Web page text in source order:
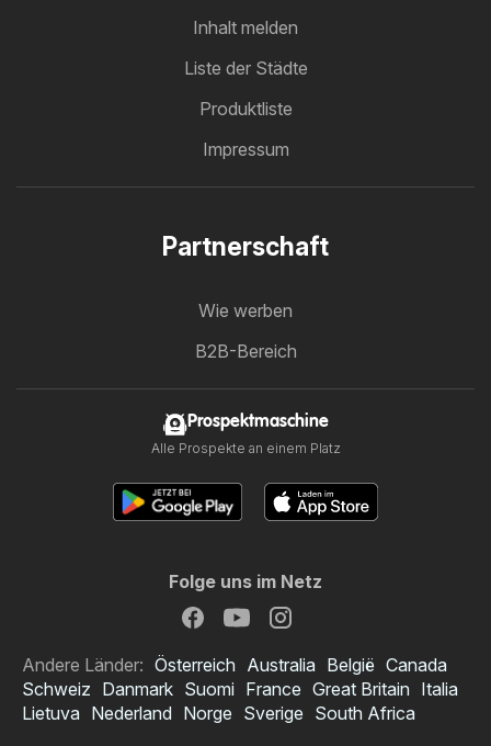
Inhalt melden
Liste der Städte
Produktliste
Impressum
Partnerschaft
Wie werben
B2B-Bereich
Prospektmaschine
Alle Prospekte an einem Platz
Folge uns im Netz
Andere Länder: Österreich Australia België Canada
Schweiz Danmark Suomi France Great Britain Italia
Lietuva Nederland Norge Sverige South Africa